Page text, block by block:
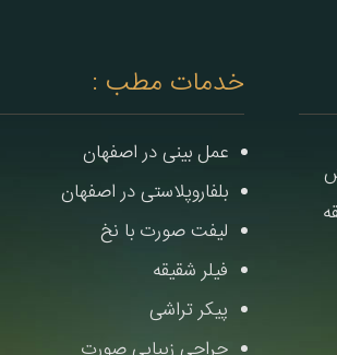
خدمات مطب :
عمل بینی در اصفهان
بلفاروپلاستی در اصفهان
لیفت صورت با نخ
فیلر شقیقه
پیکر تراشی
جراحی زیبایی صورت